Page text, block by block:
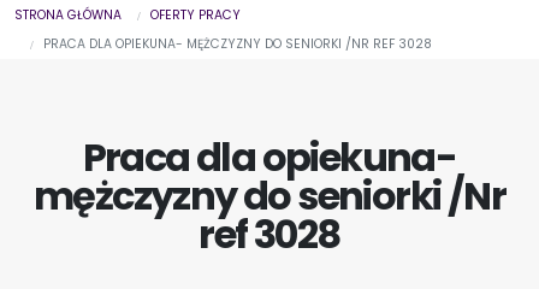
STRONA GŁÓWNA
OFERTY PRACY
PRACA DLA OPIEKUNA- MĘŻCZYZNY DO SENIORKI /NR REF 3028
Praca dla opiekuna-
mężczyzny do seniorki /Nr
ref 3028